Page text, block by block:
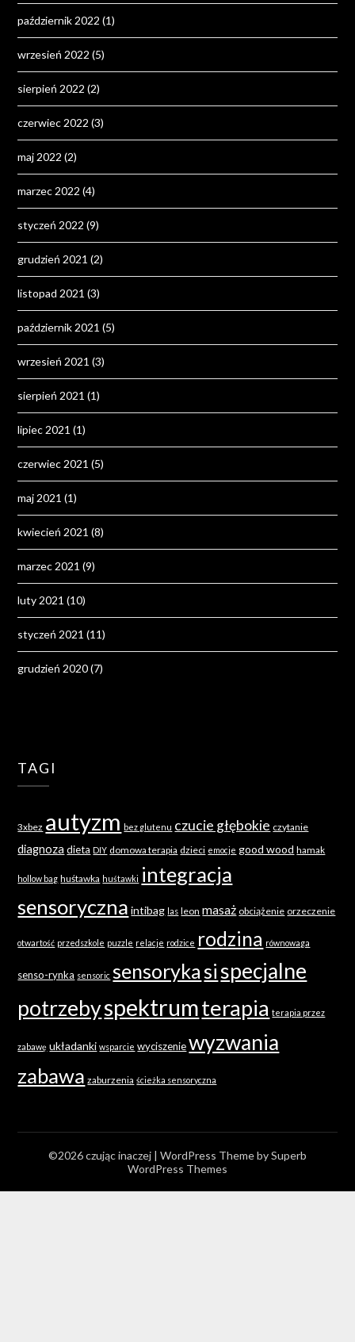
październik 2022 (1)
wrzesień 2022 (5)
sierpień 2022 (2)
czerwiec 2022 (3)
maj 2022 (2)
marzec 2022 (4)
styczeń 2022 (9)
grudzień 2021 (2)
listopad 2021 (3)
październik 2021 (5)
wrzesień 2021 (3)
sierpień 2021 (1)
lipiec 2021 (1)
czerwiec 2021 (5)
maj 2021 (1)
kwiecień 2021 (8)
marzec 2021 (9)
luty 2021 (10)
styczeń 2021 (11)
grudzień 2020(7)
TAGI
3xbez autyzm bez glutenu czucie głębokie czytanie
diagnoza dieta DIY domowa terapia dzieci emocje good wood hamak
hollow bag huśtawka huśtawki integracja
sensoryczna intibag las leon masaż obciążenie orzeczenie
otwartość przedszkole puzzle relacje rodzice rodzina równowaga
senso-rynka sensoric sensorykasispecjalne
potrzebyspektrumterapia terapia przez
zabawę układanki wsparcie wyciszenie wyzwania
zabawa zaburzenia ścieżka sensoryczna
©2026 czując inaczej | WordPress Theme bySuperb
WordPress Themes